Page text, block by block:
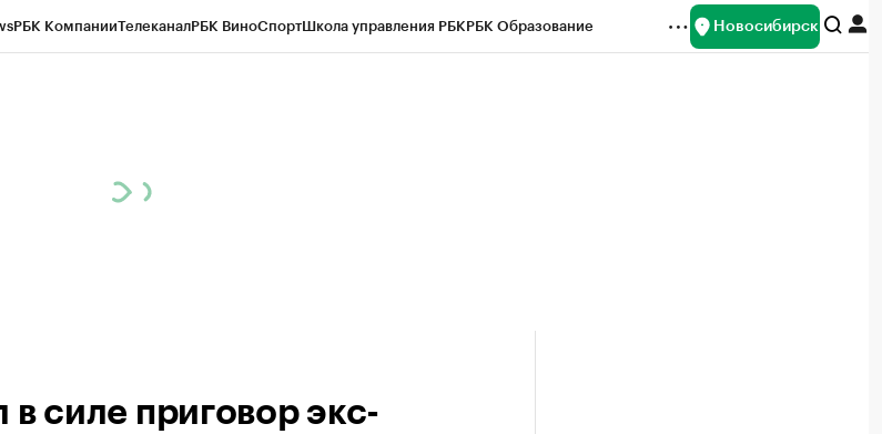
РБК КомпанииТелеканалРБК ВиноСпортШкола управления РБКРБК Образование Новосибирск
в силе приговор экс-